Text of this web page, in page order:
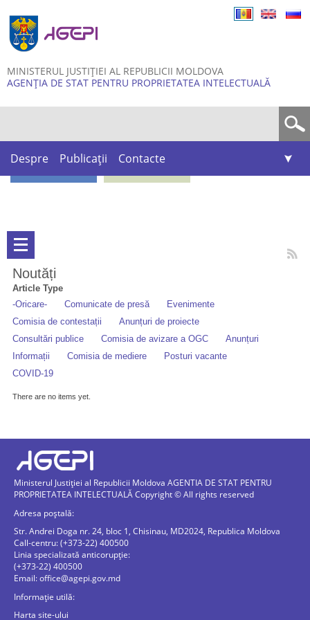
MINISTERUL JUSTIȚIEI AL REPUBLICII MOLDOVA
AGENȚIA DE STAT PENTRU PROPRIETATEA INTELECTUALĂ
Despre Publicații Contacte
Noutăți
Article Type
-Oricare-
Comunicate de presă
Evenimente
Comisia de contestații
Anunțuri de proiecte
Consultări publice
Comisia de avizare a OGC
Anunțuri
Informații
Comisia de mediere
Posturi vacante
COVID-19
There are no items yet.
Ministerul Justiției al Republicii Moldova AGENTIA DE STAT PENTRU
PROPRIETATEA INTELECTUALĂ Copyright © All rights reserved
Adresa poștală:
Str. Andrei Doga nr. 24, bloc 1, Chisinau, MD2024, Republica Moldova
Call-centru: (+373-22) 400500
Linia specializată anticorupție:
(+373-22) 400500
Email:office@agepi.gov.md
Informație utilă:
Harta site-ului